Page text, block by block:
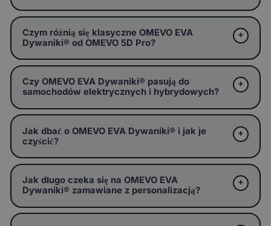
Czym różnią się klasyczne OMEVO EVA
Dywaniki® od OMEVO 5D Pro?
Czy OMEVO EVA Dywaniki® pasują do
samochodów elektrycznych i hybrydowych?
Jak dbać o OMEVO EVA Dywaniki® i jak je
czyścić?
Jak długo czeka się na OMEVO EVA
Dywaniki® zamawiane z personalizacją?